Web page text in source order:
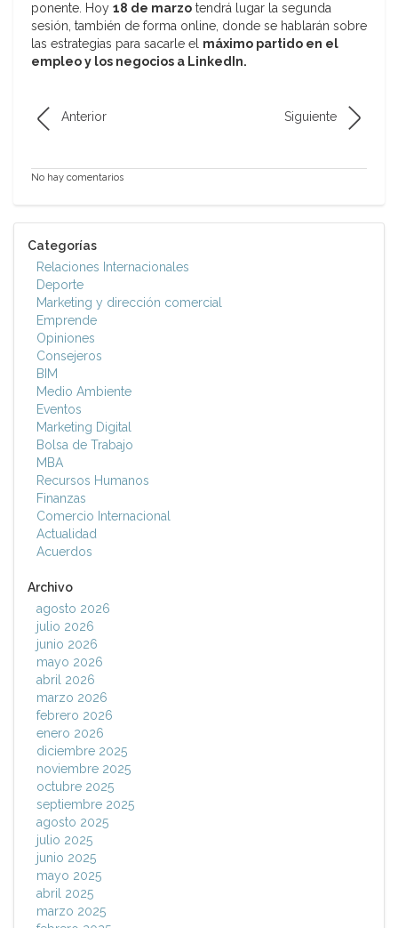
ponente. Hoy 18 de marzo tendrá lugar la segunda
sesión, también de forma online, donde se hablarán sobre
las estrategias para sacarle el máximo partido en el
empleo y los negocios a LinkedIn.
Anterior Siguiente
No hay comentarios
Categorías
Relaciones Internacionales
Deporte
Marketing y dirección comercial
Emprende
Opiniones
Consejeros
BIM
Medio Ambiente
Eventos
Marketing Digital
Bolsa de Trabajo
MBA
Recursos Humanos
Finanzas
Comercio Internacional
Actualidad
Acuerdos
Archivo
agosto 2026
julio 2026
junio 2026
mayo 2026
abril 2026
marzo 2026
febrero 2026
enero 2026
diciembre 2025
noviembre 2025
octubre 2025
septiembre 2025
agosto 2025
julio 2025
junio 2025
mayo 2025
abril 2025
marzo 2025